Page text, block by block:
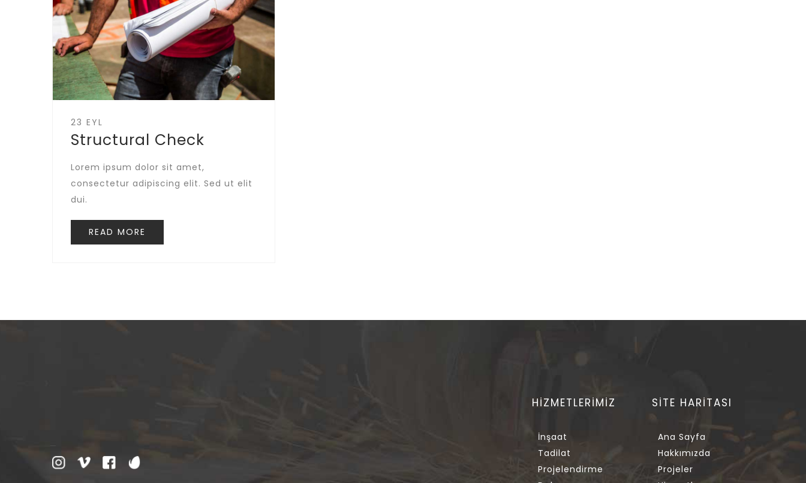
23 EYL
Structural Check
Lorem ipsum dolor sit amet,
consectetur adipiscing elit. Sed ut elit
dui.
READ MORE
HİZMETLERİMİZ
İnşaat
Tadilat
Projelendirme
SİTE HARİTASI
Ana Sayfa
Hakkımızda
Projeler